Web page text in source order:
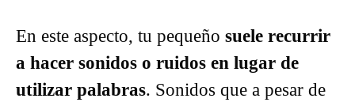
En este aspecto, tu pequeño suele recurrir
a hacer sonidos o ruidos en lugar de
utilizar palabras. Sonidos que a pesar de